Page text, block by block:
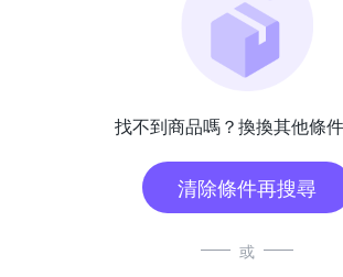
找不到商品嗎？換換其他條件
清除條件再搜尋
或